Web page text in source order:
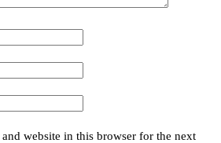
website in this browser for the next